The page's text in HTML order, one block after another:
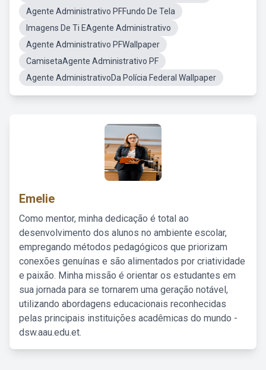
Agente Administrativo PFFundo De Tela
Imagens De Ti EAgente Administrativo
Agente Administrativo PFWallpaper
CamisetaAgente Administrativo PF
Agente AdministrativoDa Polícia Federal Wallpaper
Emelie
Como mentor, minha dedicação é total ao
desenvolvimento dos alunos no ambiente escolar,
empregando métodos pedagógicos que priorizam
conexões genuínas e são alimentados por criatividade
e paixão. Minha missão é orientar os estudantes em
sua jornada para se tornarem uma geração notável,
utilizando abordagens educacionais reconhecidas
pelas principais instituições acadêmicas do mundo -
dsw.aau.edu.et.